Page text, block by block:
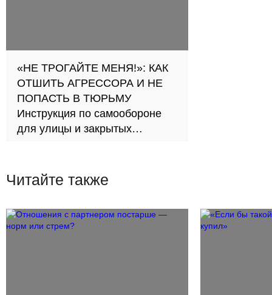
«НЕ ТРОГАЙТЕ МЕНЯ!»: КАК
ОТШИТЬ АГРЕССОРА И НЕ
ПОПАСТЬ В ТЮРЬМУ
Инструкция по самообороне
для улицы и закрытых
Читайте также